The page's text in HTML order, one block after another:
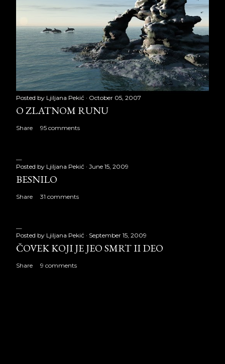
Posted by Ljiljana Pekić October 05, 2007
O ZLATNOM RUNU
Share 95 comments
Posted by Ljiljana Pekić June 15, 2009
BESNILO
Share 31 comments
Posted by Ljiljana Pekić September 15, 2009
ČOVEK KOJI JE JEO SMRT II DEO
Share 9 comments